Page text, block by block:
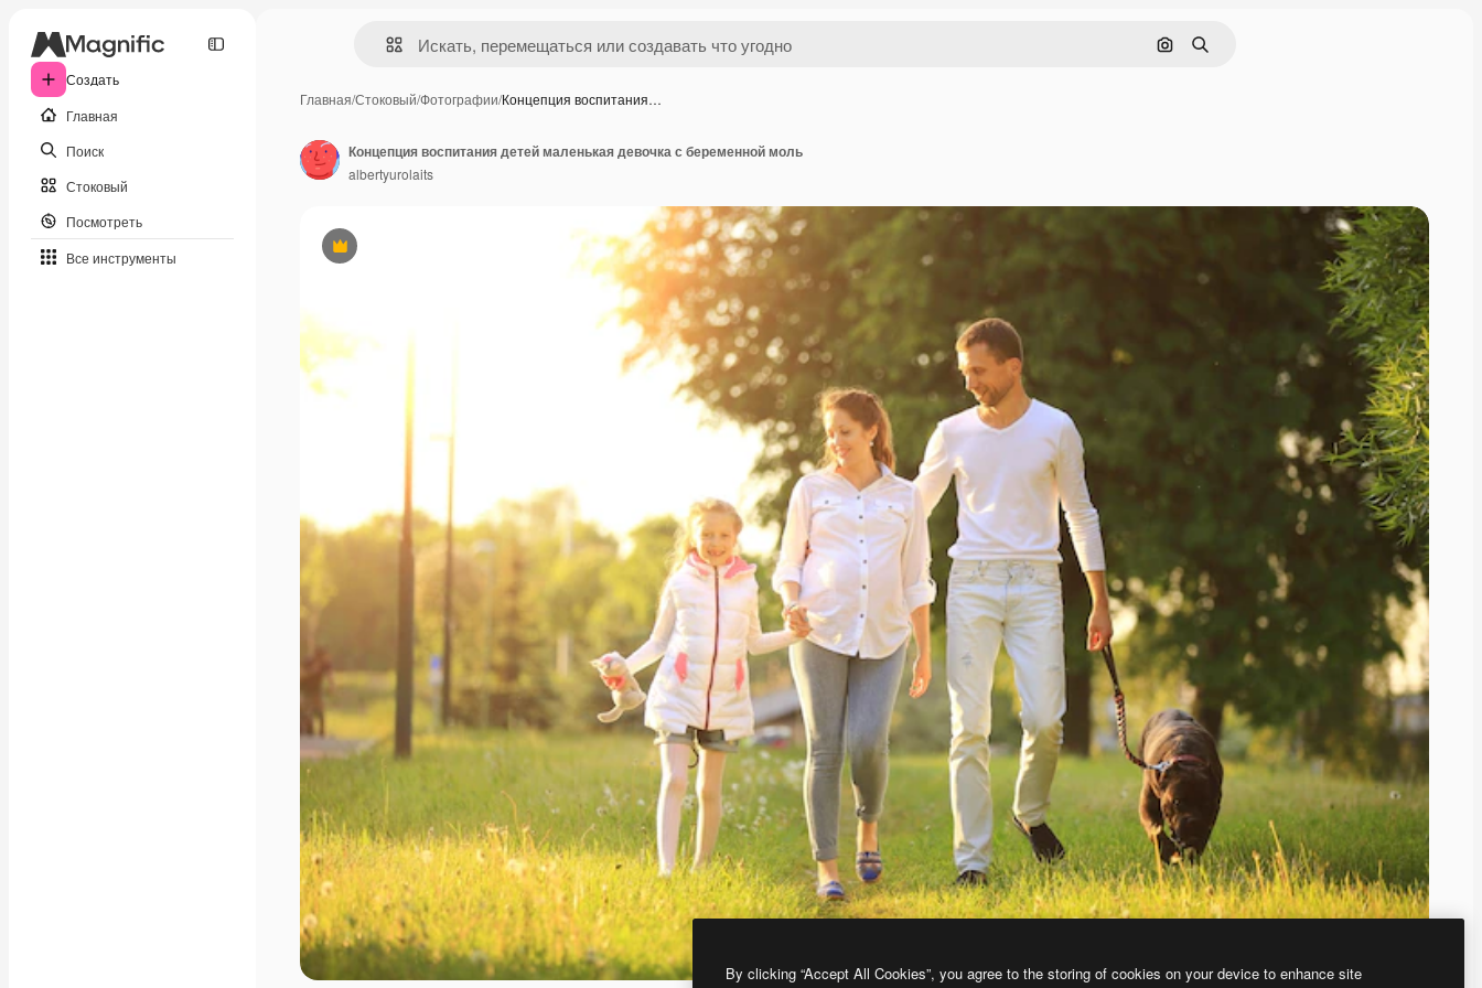
Создать
Главная
Поиск
Стоковый
Посмотреть
Все инструменты
Поиск по изображению
Поиск
Главная/Стоковый/Фотографии/Концепция воспитания…
Премиум
Концепция воспитания детей маленькая девочка с беременной моль
albertyurolaits
By clicking “Accept All Cookies”, you agree to the storing of cookies on your device to enhance site